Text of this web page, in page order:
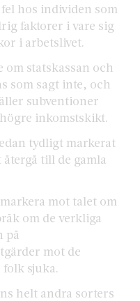
hos individen som
faktorer i vare sig
i arbetslivet.
om statskassan och
som sagt inte, och
subventioner
inkomstskikt.
tydligt markerat
till de gamla
mot talet om
om de verkliga
på
mot de
sjuka.
helt andra sorters